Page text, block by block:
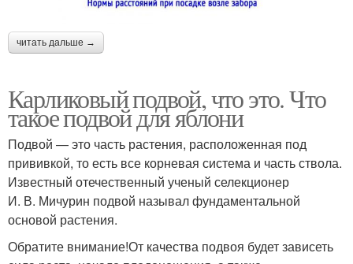
читать дальше →
Карликовый подвой, что это. Что
такое подвой для яблони
Подвой — это часть растения, расположенная под
прививкой, то есть все корневая система и часть ствола.
Известный отечественный ученый селекционер
И. В. Мичурин подвой называл фундаментальной
основой растения.
Обратите внимание!От качества подвоя будет зависеть